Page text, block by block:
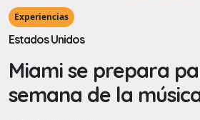
Experiencias
Estados Unidos
Miami se prepara
semana de la